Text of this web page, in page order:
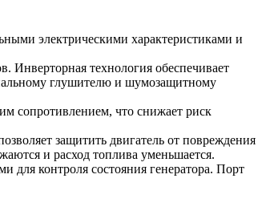
электрическими характеристиками и
Инверторная технология обеспечивает
глушителю и шумозащитному
сопротивлением, что снижает риск
защитить двигатель от повреждения
и расход топлива уменьшается.
для контроля состояния генератора. Порт